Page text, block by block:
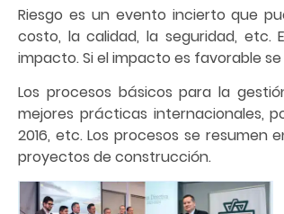
Riesgo es un evento incierto que
costo, la calidad, la seguridad, etc.
impacto. Si el impacto es favorable
Los procesos básicos para la
mejores prácticas internacionales, por
2016, etc. Los procesos se
proyectos de construcción.